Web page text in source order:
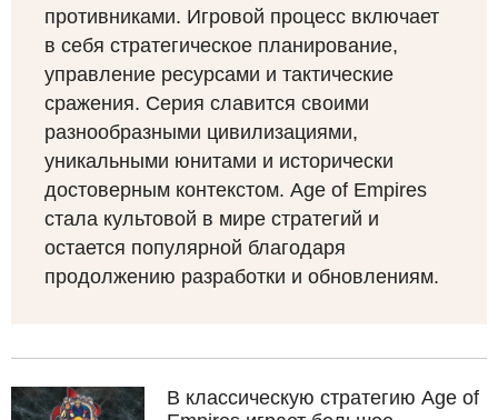
противниками. Игровой процесс включает
в себя стратегическое планирование,
управление ресурсами и тактические
сражения. Серия славится своими
разнообразными цивилизациями,
уникальными юнитами и исторически
достоверным контекстом. Age of Empires
стала культовой в мире стратегий и
остается популярной благодаря
продолжению разработки и обновлениям.
В классическую стратегию Age of